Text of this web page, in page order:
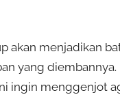
akan menjadikan
yang diembannya.
ingin menggenjot